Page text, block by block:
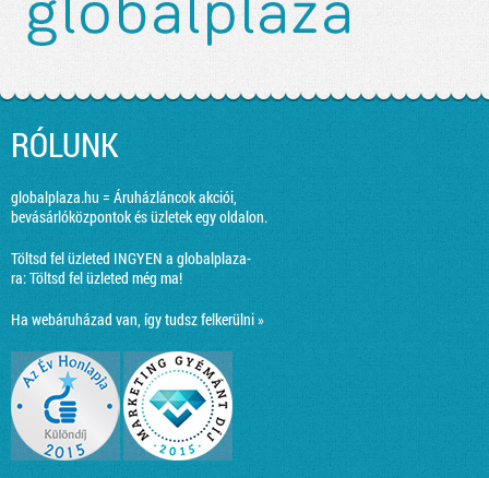
RÓLUNK
globalplaza.hu = Áruházláncok akciói,
bevásárlóközpontok és üzletek egy oldalon.
Töltsd fel üzleted INGYEN a globalplaza-
ra:Töltsd fel üzleted még ma!
Ha webáruházad van, így tudsz felkerülni »